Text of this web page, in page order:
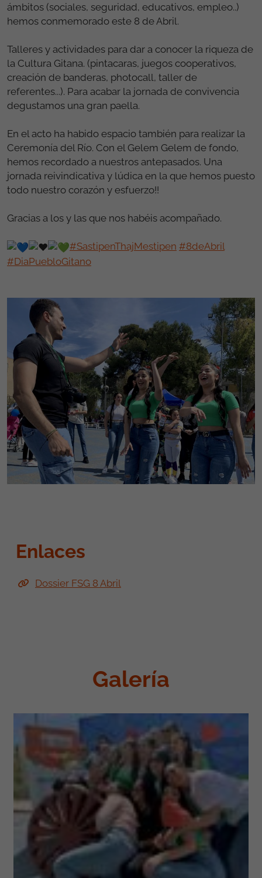
ámbitos (sociales, seguridad, educativos, empleo..)
hemos conmemorado este 8 de Abril.
Talleres y actividades para dar a conocer la riqueza de
la Cultura Gitana. (pintacaras, juegos cooperativos,
creación de banderas, photocall, taller de
referentes...). Para acabar la jornada de convivencia
degustamos una gran paella.
En el acto ha habido espacio también para realizar la
Ceremonía del Río. Con el Gelem Gelem de fondo,
hemos recordado a nuestros antepasados. Una
jornada reivindicativa y lúdica en la que hemos puesto
todo nuestro corazón y esfuerzo!!
Gracias a los y las que nos habéis acompañado.
#SastipenThajMestipen #8deAbril
#DiaPuebloGitano
Enlaces
Dossier FSG 8 Abril
Galería